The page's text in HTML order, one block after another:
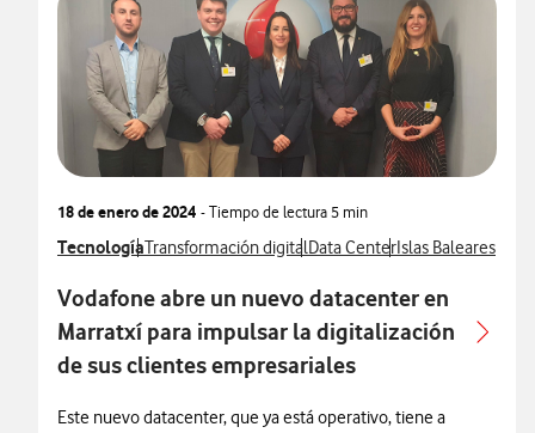
18 de enero de 2024 - Tiempo de lectura5 min
Ver más notas de prensa relacionados con
TecnologíaVer más notas de prensa relacionados con
Transformación digitalVer más notas de prensa
Data CenterVer más notas de
Islas Baleares
Vodafone abre un nuevo datacenter en
Marratxí para impulsar la digitalización
de sus clientes empresariales
Este nuevo datacenter, que ya está operativo, tiene a